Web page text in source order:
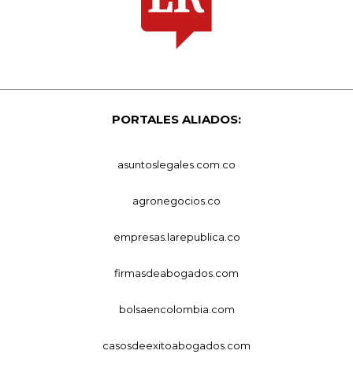
PORTALES ALIADOS:
asuntoslegales.com.co
agronegocios.co
empresas.larepublica.co
firmasdeabogados.com
bolsaencolombia.com
casosdeexitoabogados.com